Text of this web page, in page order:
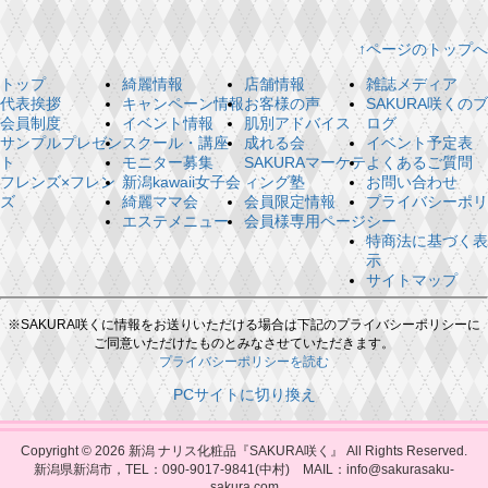
↑ページのトップへ
トップ
代表挨拶
会員制度
サンプルプレゼン
ト
フレンズ×フレン
ズ
綺麗情報
キャンペーン情報
イベント情報
スクール・講座
モニター募集
新潟kawaii女子会
綺麗ママ会
エステメニュー
店舗情報
お客様の声
肌別アドバイス
成れる会
SAKURAマーケテ
ィング塾
会員限定情報
会員様専用ページ
雑誌メディア
SAKURA咲くのブ
ログ
イベント予定表
よくあるご質問
お問い合わせ
プライバシーポリ
シー
特商法に基づく表
示
サイトマップ
※SAKURA咲くに情報をお送りいただける場合は下記のプライバシーポリシーに
ご同意いただけたものとみなさせていただきます。
プライバシーポリシーを読む
PCサイトに切り換え
Copyright © 2026 新潟 ナリス化粧品『SAKURA咲く』
All Rights Reserved.
新潟県新潟市，TEL：090-9017-9841(中村) MAIL：info@sakurasaku-